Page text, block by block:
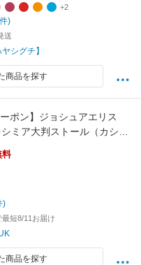
+2
)
送
シグチ】
商品を探す
ポン】ジョシュアエリス
ミア大判ストール（カシミ
レディース メンズ 70
ンド】
料
)
短8/11お届け
商品を探す